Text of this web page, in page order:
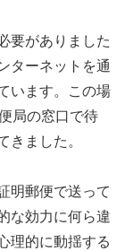
要がありました
ターネットを通
います。この場
局の窓口で待
きました。
明郵便で送って
な効力に何ら違
理的に動揺する